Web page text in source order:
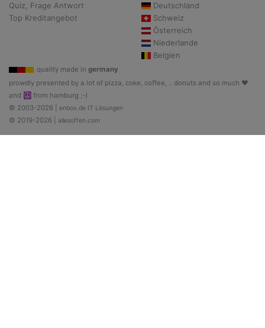
Quiz, Frage Antwort
Top Kreditangebot
Deutschland
Schweiz
Österreich
Niederlande
Belgien
quality made in germany
prowdly presented by a lot of pizza, coke, coffee, .. donuts and so much ♥
and ☮ from hamburg ;-)
© 2003-2026 | enbox.de IT Lösungen
© 2019-2026 | allesoffen.com